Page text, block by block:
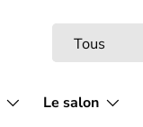
Tous
Le salon